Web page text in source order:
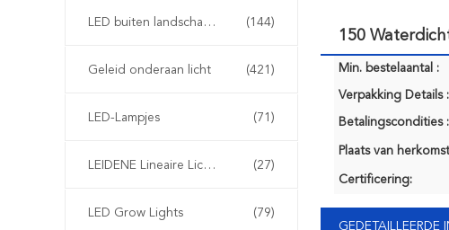
LED buiten landschap verlichting (144)
Geleid onderaan licht (421)
LED-Lampjes (71)
LEIDENE Lineaire Lichten (27)
LED Grow Lights (79)
150
Min. bestelaantal :
Verpakking Details :
Betalingscondities :
Plaats van
Certificering:
GEDETAILLEERDE